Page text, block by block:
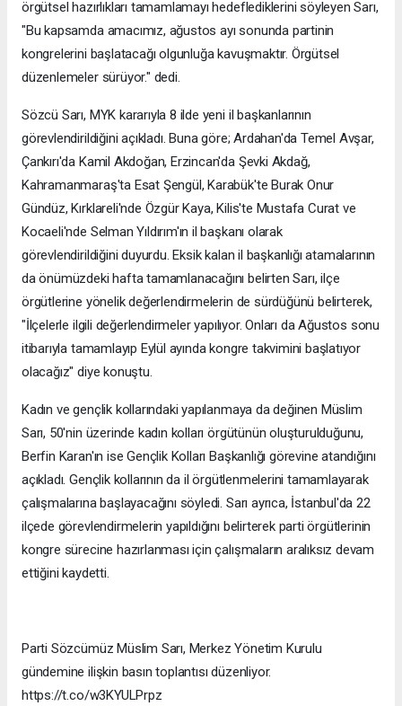
örgütsel hazırlıkları tamamlamayı hedeflediklerini söyleyen Sarı,
"Bu kapsamda amacımız, ağustos ayı sonunda partinin
kongrelerini başlatacağı olgunluğa kavuşmaktır. Örgütsel
düzenlemeler sürüyor." dedi.
Sözcü Sarı, MYK kararıyla 8 ilde yeni il başkanlarının
görevlendirildiğini açıkladı. Buna göre; Ardahan'da Temel Avşar,
Çankırı'da Kamil Akdoğan, Erzincan'da Şevki Akdağ,
Kahramanmaraş'ta Esat Şengül, Karabük'te Burak Onur
Gündüz, Kırklareli'nde Özgür Kaya, Kilis'te Mustafa Curat ve
Kocaeli'nde Selman Yıldırım'ın il başkanı olarak
görevlendirildiğini duyurdu. Eksik kalan il başkanlığı atamalarının
da önümüzdeki hafta tamamlanacağını belirten Sarı, ilçe
örgütlerine yönelik değerlendirmelerin de sürdüğünü belirterek,
"İlçelerle ilgili değerlendirmeler yapılıyor. Onları da Ağustos sonu
itibarıyla tamamlayıp Eylül ayında kongre takvimini başlatıyor
olacağız" diye konuştu.
Kadın ve gençlik kollarındaki yapılanmaya da değinen Müslim
Sarı, 50'nin üzerinde kadın kolları örgütünün oluşturulduğunu,
Berfin Karan'ın ise Gençlik Kolları Başkanlığı görevine atandığını
açıkladı. Gençlik kollarının da il örgütlenmelerini tamamlayarak
çalışmalarına başlayacağını söyledi. Sarı ayrıca, İstanbul'da 22
ilçede görevlendirmelerin yapıldığını belirterek parti örgütlerinin
kongre sürecine hazırlanması için çalışmaların aralıksız devam
ettiğini kaydetti.
Parti Sözcümüz Müslim Sarı, Merkez Yönetim Kurulu
gündemine ilişkin basın toplantısı düzenliyor.
https://t.co/w3KYULPrpz